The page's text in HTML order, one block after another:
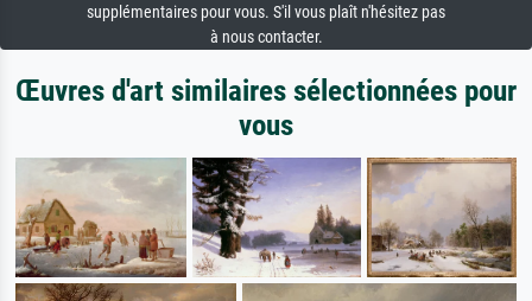
supplémentaires pour vous. S'il vous plaît n'hésitez pas
à nous contacter.
Œuvres d'art similaires sélectionnées pour
vous